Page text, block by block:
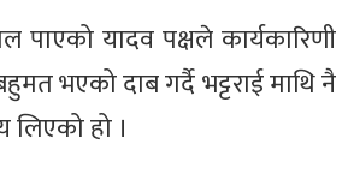
पाएको यादव पक्षले कार्यकारिणी
भएको दाब गर्दै भट्टराई माथि नै
लिएको हो ।